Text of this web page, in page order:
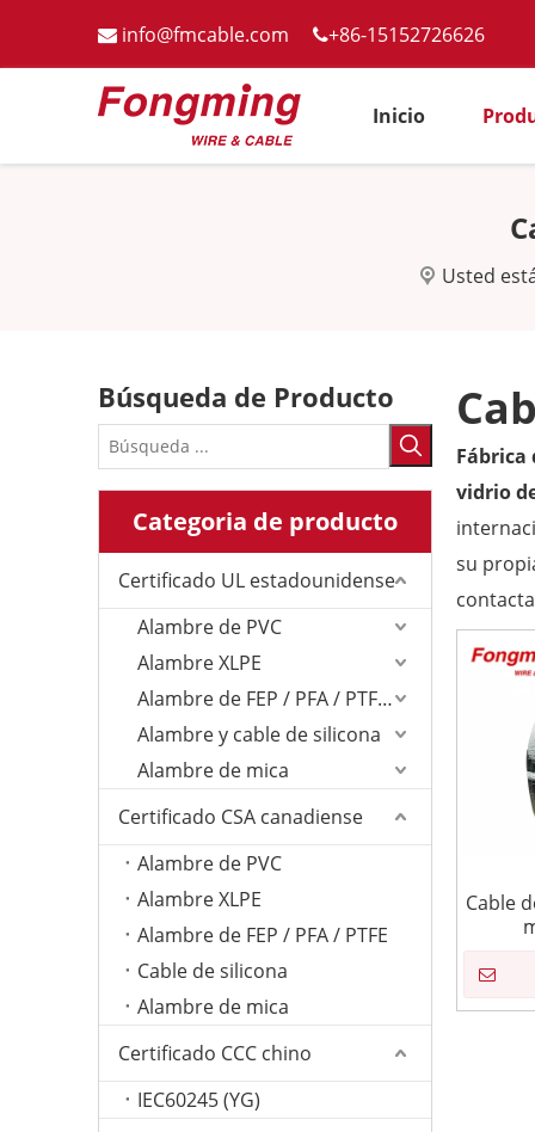
 info@fmcable.com +86-15152726626
Inicio
Usted
Búsqueda de Producto
Categoria de producto
Certificado UL estadounidense
Alambre de PVC
Alambre XLPE
Alambre de FEP / PFA / PTFE/ETFE
Alambre y cable de silicona
Alambre de mica
Certificado CSA canadiense
Alambre de PVC
Alambre XLPE
Alambre de FEP / PFA / PTFE
Cable de silicona
Alambre de mica
Certificado CCC chino
IEC60245 (YG)
Fábrica
vidrio
su
Cable